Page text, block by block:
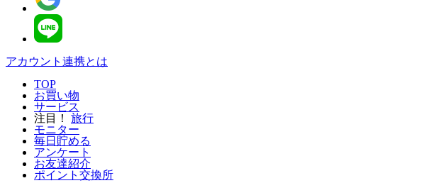
アカウント連携とは
TOP
お買い物
サービス
注目！
旅行
モニター
毎日貯める
アンケート
お友達紹介
ポイント交換所